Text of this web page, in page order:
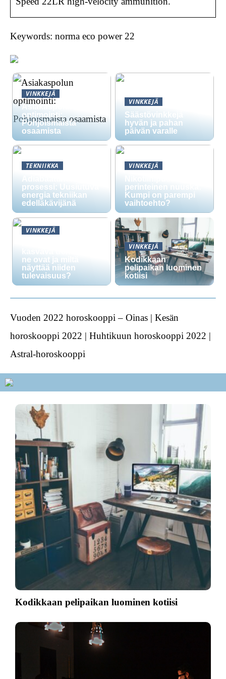
Keywords: norma eco power 22
VINKKEJÄ
Asiakaspolun
optimointi:
Pohjoismaista
osaamista
VINKKEJÄ
Säästövinkkejä
hyvän ja pahan
päivän varalle
TEKNIIKKA
prosessi: Uusiutuva
energia tekniikan
edelläkävijänä
VINKKEJÄ
perinteinen nuuska:
Kumpi on parempi
vaihtoehto?
VINKKEJÄ
ne ovat ja miltä
näyttää niiden
tulevaisuus?
VINKKEJÄ
Kodikkaan
pelipaikan luominen
kotiisi
Vuoden 2022 horoskooppi – Oinas | Kesän
horoskooppi 2022 | Huhtikuun horoskooppi 2022 |
Astral-horoskooppi
Kodikkaan pelipaikan luominen kotiisi